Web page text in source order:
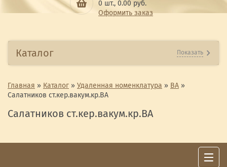
0 шт., 0.00 руб.
Оформить заказ
Каталог Показать
Главная » Каталог » Удаленная номенклатура » ВА »
Салатников ст.кер.вакум.кр.ВА
Салатников ст.кер.вакум.кр.ВА